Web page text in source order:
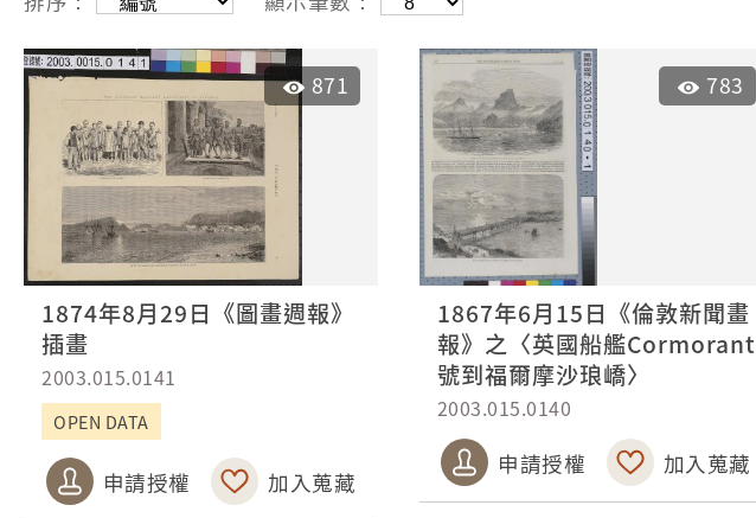
871
1874年8月29日《圖畫週報》
插畫
2003.015.0141
OPEN DATA
申請授權 加入蒐藏
783
1867年6月15日《倫敦新聞畫
報》之〈英國船艦Cormorant
號到福爾摩沙琅嶠〉
2003.015.0140
申請授權 加入蒐藏